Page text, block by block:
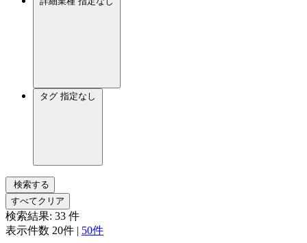
タグ 指定なし
検索する
すべてクリア
検索結果: 33 件
表示件数 20件 | 50件